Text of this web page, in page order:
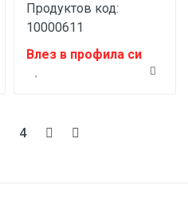
Продуктов код:
10000611
Влез в профила си
4